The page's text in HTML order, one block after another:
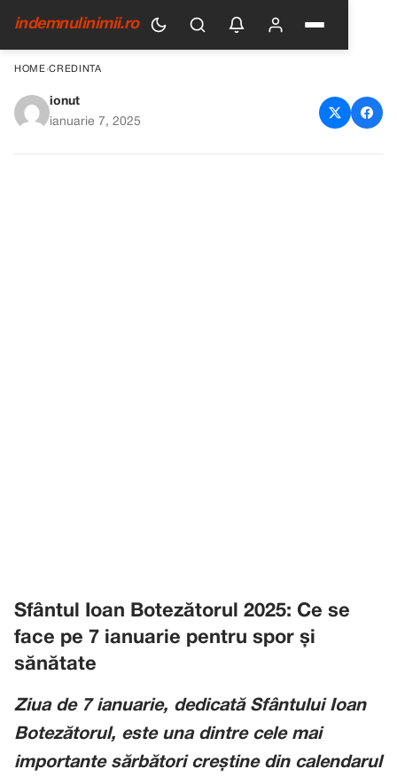
indemnulinimii.ro
HOME›CREDINTA
Sfântul Ioan Botezătorul 2025
ionut
ianuarie 7, 2025
Sfântul Ioan Botezătorul 2025: Ce se
face pe 7 ianuarie pentru spor și
sănătate
Ziua de 7 ianuarie, dedicată Sfântului Ioan
Botezătorul, este una dintre cele mai
importante sărbători creștine din calendarul